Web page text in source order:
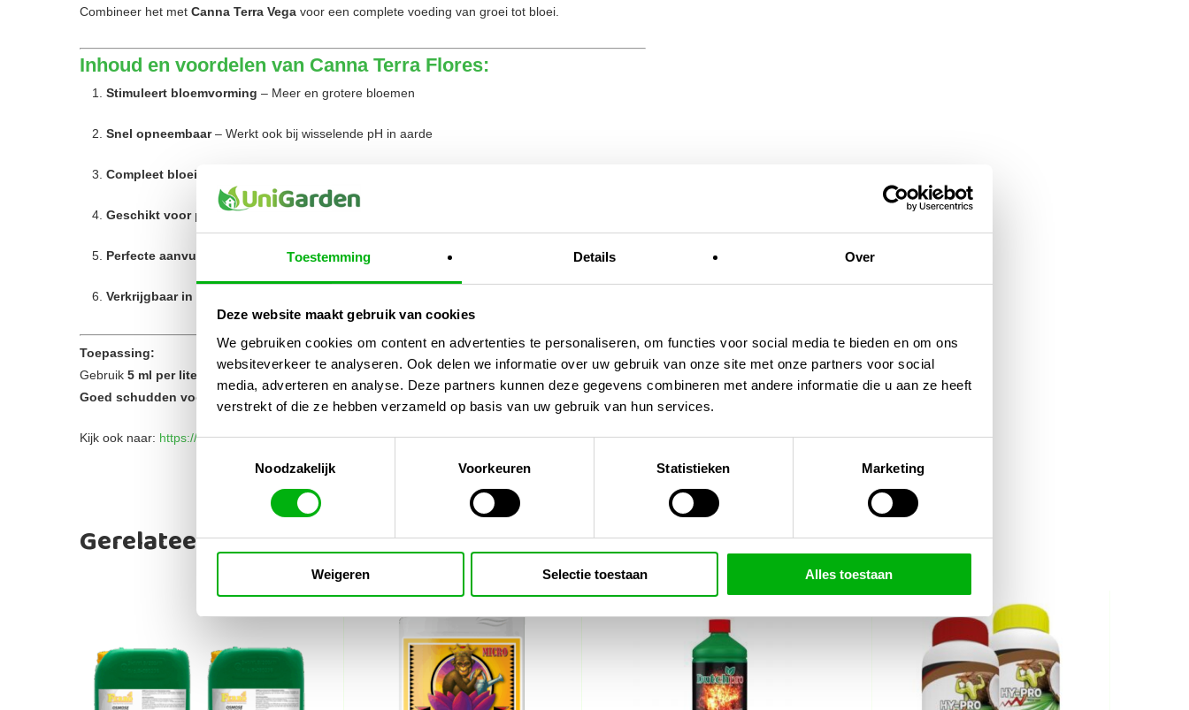
Toestemming Details Over
Deze website maakt gebruik van cookies
We gebruiken cookies om content en advertenties te personaliseren, om functies voor social media te bieden en om ons
websiteverkeer te analyseren. Ook delen we informatie over uw gebruik van onze site met onze partners voor social
media, adverteren en analyse. Deze partners kunnen deze gegevens combineren met andere informatie die u aan ze heeft
verstrekt of die ze hebben verzameld op basis van uw gebruik van hun services.
Noodzakelijk
Voorkeuren Statistieken Marketing
Weigeren Selectie toestaan Alles toestaan
Combineer het met Canna Terra Vega voor een complete voeding van groei tot bloei.
Inhoud en voordelen van Canna Terra Flores:
Stimuleert bloemvorming – Meer en grotere bloemen
Snel opneembaar– Werkt ook bij wisselende pH in aarde
Compleet bloeivoedingsprofiel
Geschikt voor potgrond en tuinaarde
Perfecte aanvulling op Terra Vega– Soepele overgang van groei naar bloei
Verkrijgbaar in –
Toepassing:
Gebruik 5 ml per liter water
, 1–3 keer per week tijdens de bloeifase.
Goed schudden voor gebruik
direct voeding en een krachtige boost.
Kijk ook naar: https://unigarden.nl/product-category/alles-voor-in-de-tuin/substraten/
Gerelateerde producten